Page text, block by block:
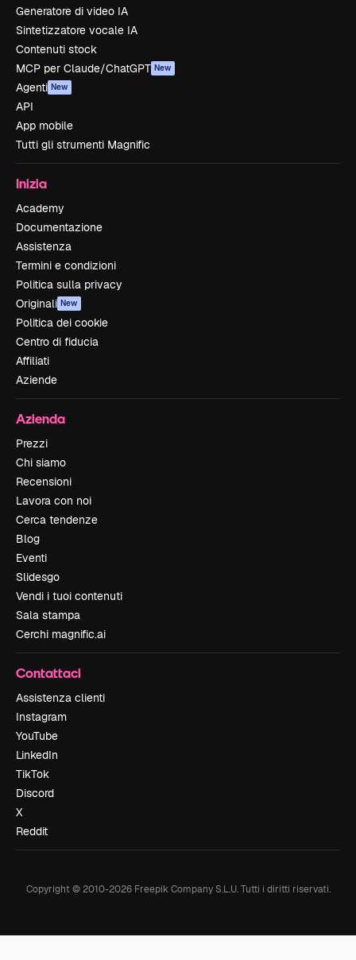
Generatore di video IA
Sintetizzatore vocale IA
Contenuti stock
MCP per Claude/ChatGPT New
Agenti New
API
App mobile
Tutti gli strumenti Magnific
Inizia
Academy
Documentazione
Assistenza
Termini e condizioni
Politica sulla privacy
Originali New
Politica dei cookie
Centro di fiducia
Affiliati
Aziende
Azienda
Prezzi
Chi siamo
Recensioni
Lavora con noi
Cerca tendenze
Blog
Eventi
Slidesgo
Vendi i tuoi contenuti
Sala stampa
Cerchi magnific.ai
Contattaci
Assistenza clienti
Instagram
YouTube
LinkedIn
TikTok
Discord
X
Reddit
Copyright © 2010-2026Freepik Company S.L.U. Tutti i diritti riservati.